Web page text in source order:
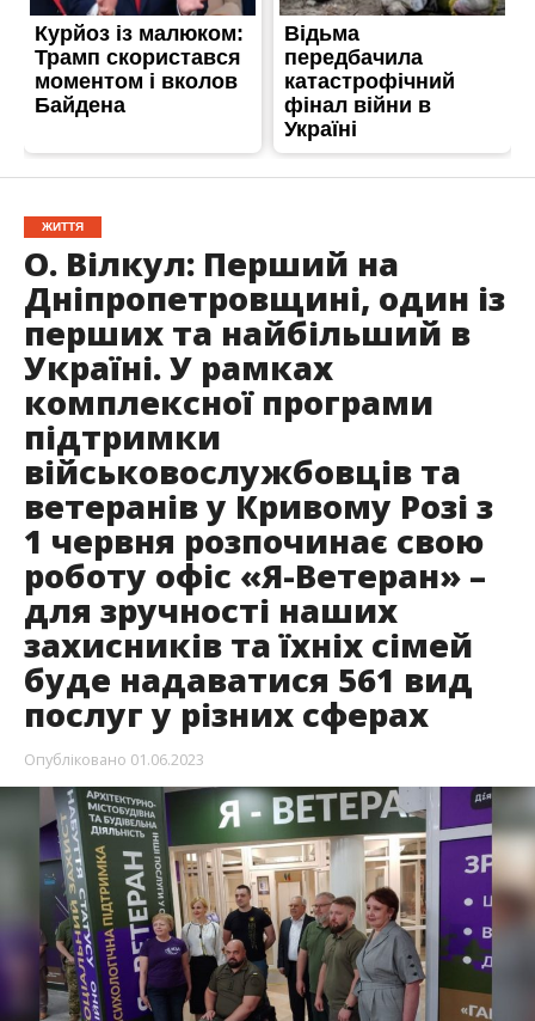
ЖИТТЯ
О. Вілкул: Перший на
Дніпропетровщині, один із
перших та найбільший в
Україні. У рамках
комплексної програми
підтримки
військовослужбовців та
ветеранів у Кривому Розі з
1 червня розпочинає свою
роботу офіс «Я-Ветеран» –
для зручності наших
захисників та їхніх сімей
буде надаватися 561 вид
послуг у різних сферах
Опубліковано 01.06.2023